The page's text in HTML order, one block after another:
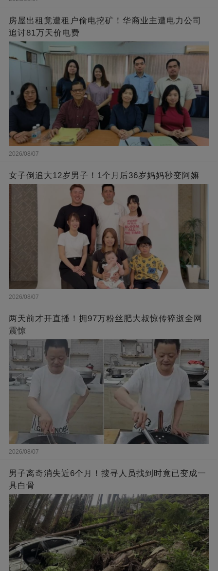
房屋出租竟遭租户偷电挖矿！华裔业主遭电力公司
追讨81万天价电费
2026/08/07
女子倒追大12岁男子！1个月后36岁妈妈秒变阿嫲
2026/08/07
两天前才开直播！拥97万粉丝肥大叔惊传猝逝全网
震惊
2026/08/07
男子离奇消失近6个月！搜寻人员找到时竟已变成一
具白骨